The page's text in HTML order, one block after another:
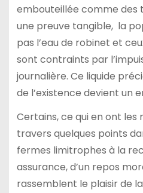
embouteillée comme
une preuve tangible, la
pas l’eau de robinet et
sont contraints par
journalière. Ce liquide
de l’existence devient un
Certains, ce qui en ont
travers quelques points
fermes limitrophes à la
assurance, d’un repos
rassemblent le plaisir de